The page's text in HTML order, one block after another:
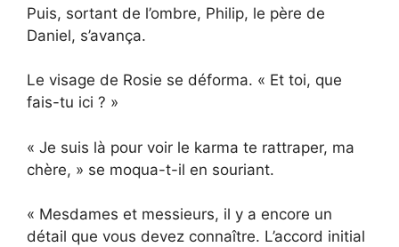
Puis, sortant de l’ombre, Philip, le père de
Daniel, s’avança.
Le visage de Rosie se déforma. « Et toi, que
fais-tu ici ? »
« Je suis là pour voir le karma te rattraper, ma
chère, » se moqua-t-il en souriant.
« Mesdames et messieurs, il y a encore un
détail que vous devez connaître. L’accord initial